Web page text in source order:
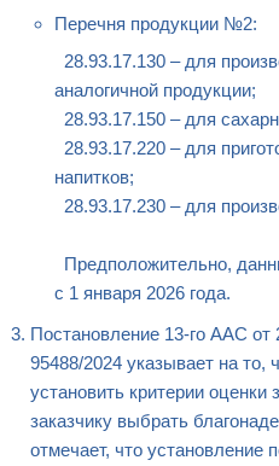
Перечня продукции №2:
28.93.17.130 – для
аналогичной продукции;
28.93.17.150 – для
28.93.17.220 – для
напитков;
28.93.17.230 – для
Предположительно,
с 1 января 2026 года.
Постановление 13-го ААС от
95488/2024 указывает на то,
установить критерии оценки
заказчику выбрать
отмечает, что установление